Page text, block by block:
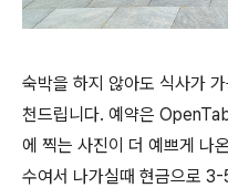
숙박을 하지 않아도 식사가
천드립니다. 예약은
에 찍는 사진이 더 예쁘게 나
수여서 나가실때 현금으로 3-